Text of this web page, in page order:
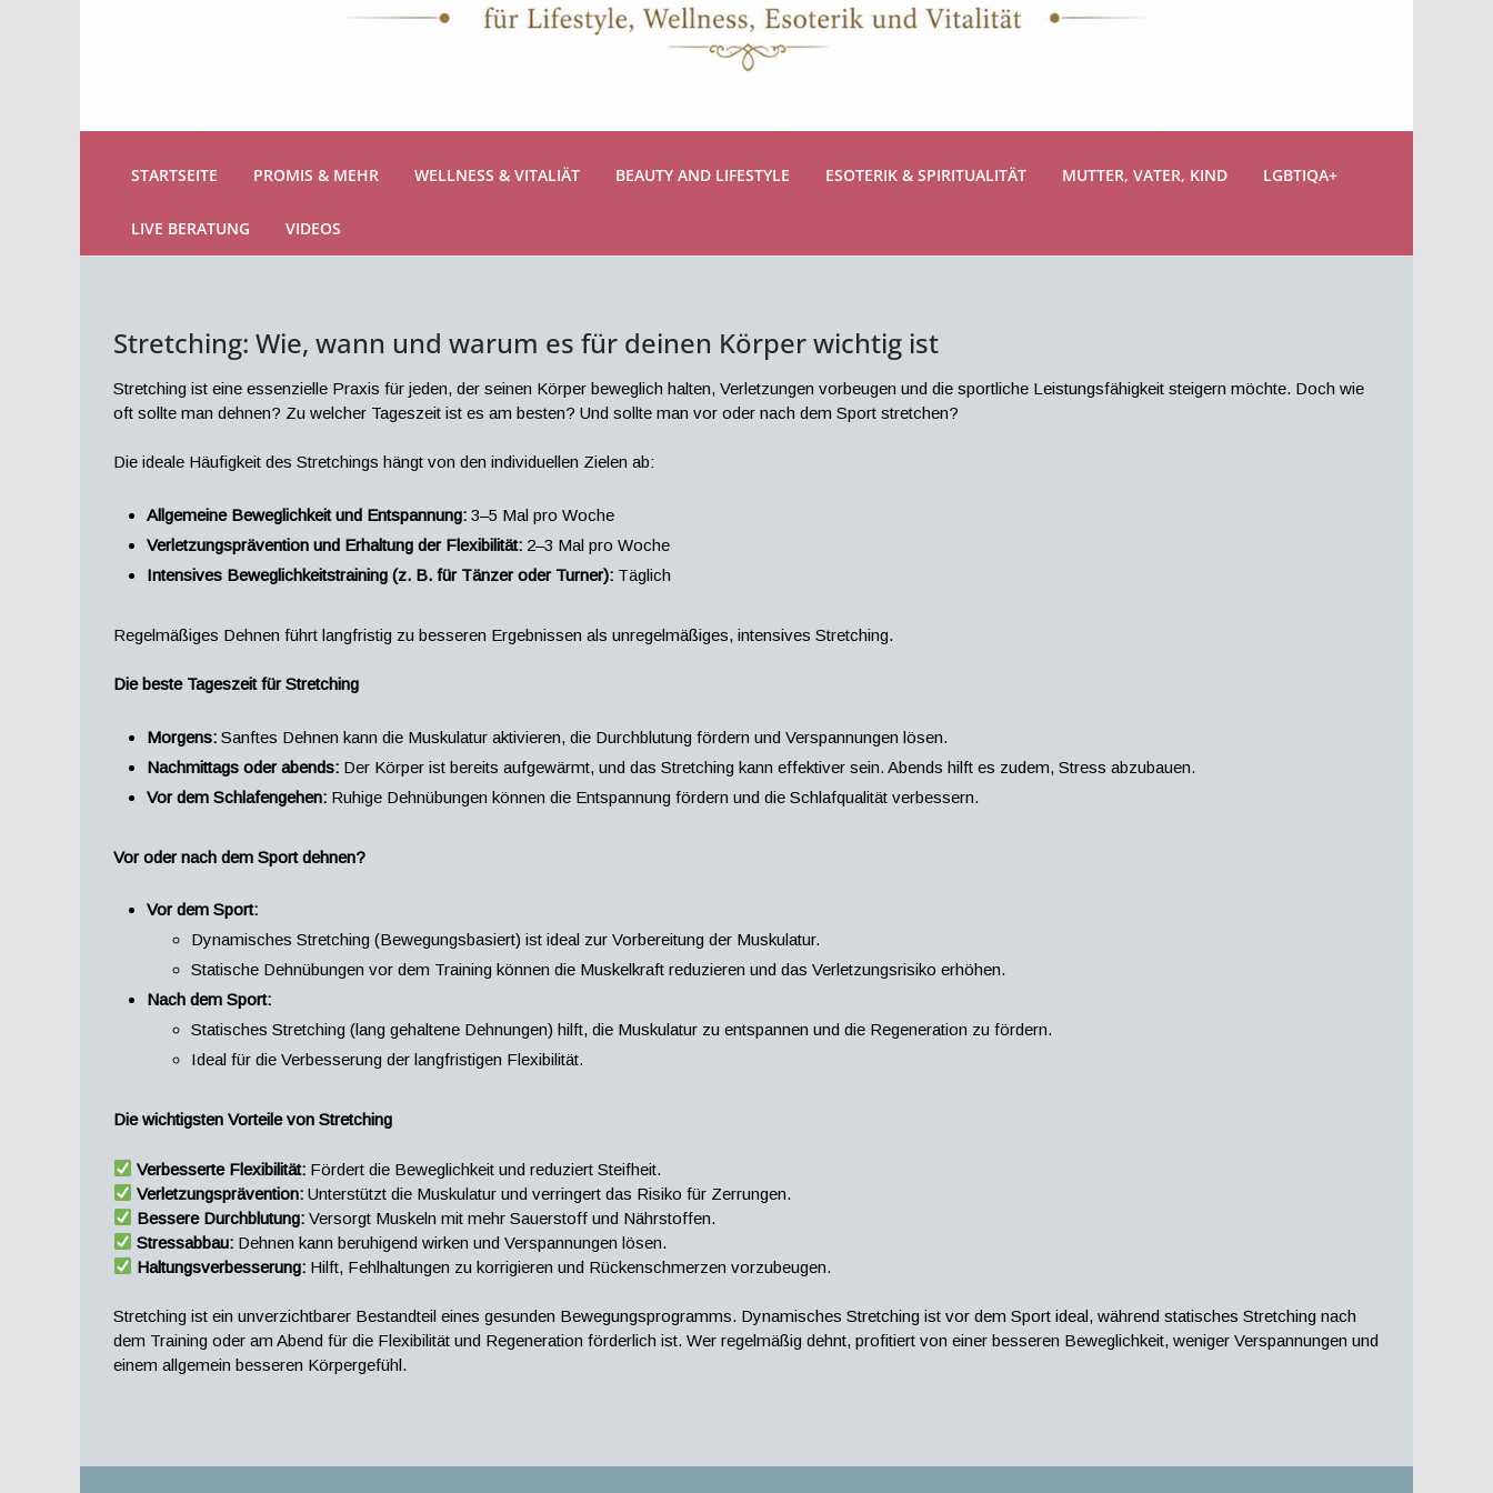
STARTSEITE PROMIS & MEHR WELLNESS & VITALIÄT BEAUTY AND LIFESTYLE ESOTERIK & SPIRITUALITÄT MUTTER, VATER, KIND LGBTIQA+
LIVE BERATUNG VIDEOS
Stretching: Wie, wann und warum es für deinen Körper wichtig ist
Stretching ist eine essenzielle Praxis für jeden, der seinen Körper beweglich halten, Verletzungen vorbeugen und die sportliche Leistungsfähigkeit steigern möchte. Doch wie
oft sollte man dehnen? Zu welcher Tageszeit ist es am besten? Und sollte man vor oder nach dem Sport stretchen?
Die ideale Häufigkeit des Stretchings hängt von den individuellen Zielen ab:
Allgemeine Beweglichkeit und Entspannung: 3–5 Mal pro Woche
Verletzungsprävention und Erhaltung der Flexibilität: 2–3 Mal pro Woche
Intensives Beweglichkeitstraining (z. B. für Tänzer oder Turner): Täglich
Regelmäßiges Dehnen führt langfristig zu besseren Ergebnissen als unregelmäßiges, intensives Stretching.
Die beste Tageszeit für Stretching
Morgens: Sanftes Dehnen kann die Muskulatur aktivieren, die Durchblutung fördern und Verspannungen lösen.
Nachmittags oder abends: Der Körper ist bereits aufgewärmt, und das Stretching kann effektiver sein. Abends hilft es zudem, Stress abzubauen.
Vor dem Schlafengehen: Ruhige Dehnübungen können die Entspannung fördern und die Schlafqualität verbessern.
Vor oder nach dem Sport dehnen?
Vor dem Sport:
Dynamisches Stretching (Bewegungsbasiert) ist ideal zur Vorbereitung der Muskulatur.
Statische Dehnübungen vor dem Training können die Muskelkraft reduzieren und das Verletzungsrisiko erhöhen.
Nach dem Sport:
Statisches Stretching (lang gehaltene Dehnungen) hilft, die Muskulatur zu entspannen und die Regeneration zu fördern.
Ideal für die Verbesserung der langfristigen Flexibilität.
Die wichtigsten Vorteile von Stretching
Verbesserte Flexibilität: Fördert die Beweglichkeit und reduziert Steifheit.
Verletzungsprävention: Unterstützt die Muskulatur und verringert das Risiko für Zerrungen.
Bessere Durchblutung: Versorgt Muskeln mit mehr Sauerstoff und Nährstoffen.
Stressabbau: Dehnen kann beruhigend wirken und Verspannungen lösen.
Haltungsverbesserung: Hilft, Fehlhaltungen zu korrigieren und Rückenschmerzen vorzubeugen.
Stretching ist ein unverzichtbarer Bestandteil eines gesunden Bewegungsprogramms. Dynamisches Stretching ist vor dem Sport ideal, während statisches Stretching nach
dem Training oder am Abend für die Flexibilität und Regeneration förderlich ist. Wer regelmäßig dehnt, profitiert von einer besseren Beweglichkeit, weniger Verspannungen und
einem allgemein besseren Körpergefühl.